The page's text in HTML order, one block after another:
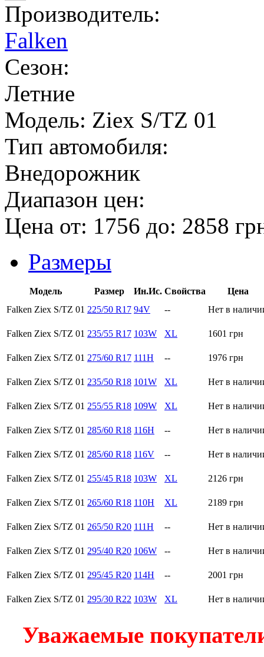
Производитель:
Falken
Сезон:
Летние
Модель: Ziex S/TZ 01
Тип автомобиля:
Внедорожник
Диапазон цен:
Цена от: 1756 до: 2858
Размеры
Модель Размер Ин.Ис. Свойства
Цена
Falken Ziex S/TZ 01 225/50 R17 94V -- Нет в
Falken Ziex S/TZ 01 235/55 R17 103W XL 1601 грн
Falken Ziex S/TZ 01 275/60 R17 111H -- 1976 грн
Falken Ziex S/TZ 01 235/50 R18 101W XL Нет в
Falken Ziex S/TZ 01 255/55 R18 109W XL Нет в
Falken Ziex S/TZ 01 285/60 R18 116H -- Нет в
Falken Ziex S/TZ 01 285/60 R18 116V -- Нет в
Falken Ziex S/TZ 01 255/45 R18 103W XL 2126 грн
Falken Ziex S/TZ 01 265/60 R18 110H XL 2189 грн
Falken Ziex S/TZ 01 265/50 R20 111H -- Нет в
Falken Ziex S/TZ 01 295/40 R20 106W -- Нет в
Falken Ziex S/TZ 01 295/45 R20 114H -- 2001 грн
Falken Ziex S/TZ 01 295/30 R22 103W XL Нет в
Уважаемые